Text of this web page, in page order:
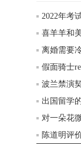
2022年考试
喜羊羊和
离婚需要
假面骑士
波兰禁演契
出国留学的费用(想找
对一朵花
陈道明评价王志